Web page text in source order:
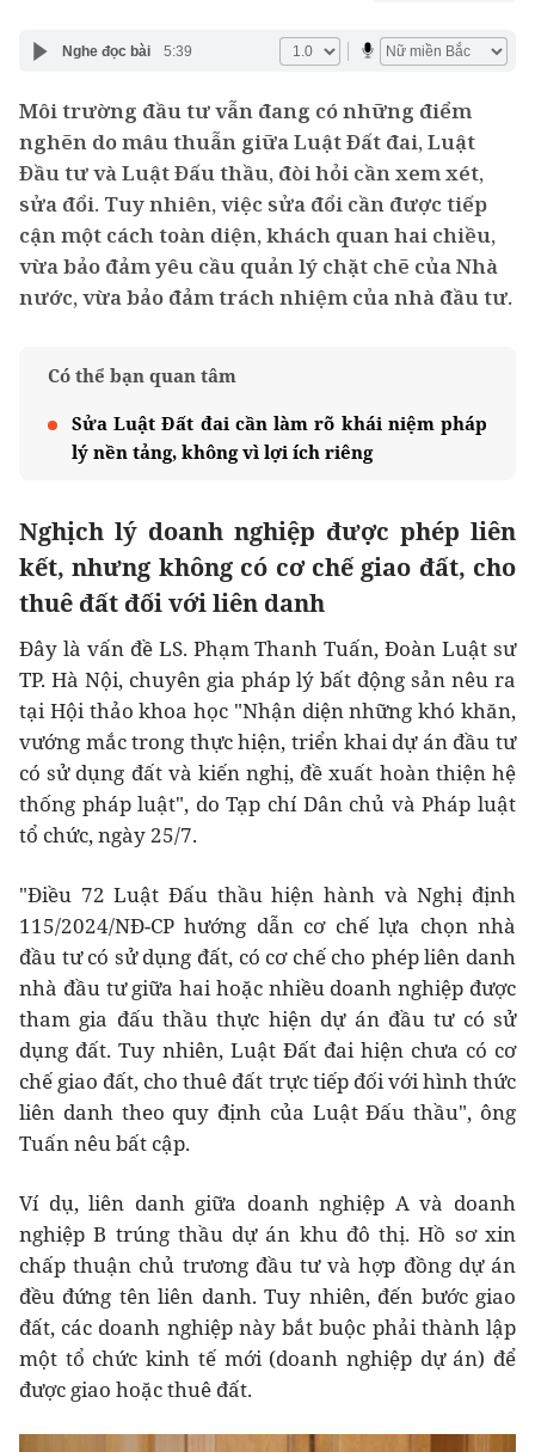
Nghe đọc bài 5:39
Môi trường đầu tư vẫn đang có những điểm
nghẽn do mâu thuẫn giữa Luật Đất đai, Luật
Đầu tư và Luật Đấu thầu, đòi hỏi cần xem xét,
sửa đổi. Tuy nhiên, việc sửa đổi cần được tiếp
cận một cách toàn diện, khách quan hai chiều,
vừa bảo đảm yêu cầu quản lý chặt chẽ của Nhà
nước, vừa bảo đảm trách nhiệm của nhà đầu tư.
Có thể bạn quan tâm
Sửa Luật Đất đai cần làm rõ khái niệm pháp
lý nền tảng, không vì lợi ích riêng
Nghịch lý doanh nghiệp được phép liên
kết, nhưng không có cơ chế giao đất, cho
thuê đất đối với liên danh
Đây là vấn đề LS. Phạm Thanh Tuấn, Đoàn Luật sư
TP. Hà Nội, chuyên gia pháp lý bất động sản nêu ra
tại Hội thảo khoa học "Nhận diện những khó khăn,
vướng mắc trong thực hiện, triển khai dự án đầu tư
có sử dụng đất và kiến nghị, đề xuất hoàn thiện hệ
thống pháp luật", do Tạp chí Dân chủ và Pháp luật
tổ chức, ngày 25/7.
"Điều 72 Luật Đấu thầu hiện hành và Nghị định
115/2024/NĐ-CP hướng dẫn cơ chế lựa chọn nhà
đầu tư có sử dụng đất, có cơ chế cho phép liên danh
nhà đầu tư giữa hai hoặc nhiều doanh nghiệp được
tham gia đấu thầu thực hiện dự án đầu tư có sử
dụng đất. Tuy nhiên, Luật Đất đai hiện chưa có cơ
chế giao đất, cho thuê đất trực tiếp đối với hình thức
liên danh theo quy định của Luật Đấu thầu", ông
Tuấn nêu bất cập.
Ví dụ, liên danh giữa doanh nghiệp A và doanh
nghiệp B trúng thầu dự án khu đô thị. Hồ sơ xin
chấp thuận chủ trương đầu tư và hợp đồng dự án
đều đứng tên liên danh. Tuy nhiên, đến bước giao
đất, các doanh nghiệp này bắt buộc phải thành lập
một tổ chức kinh tế mới (doanh nghiệp dự án) để
được giao hoặc thuê đất.